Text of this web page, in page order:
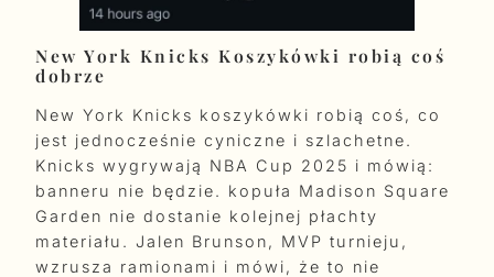
New York Knicks Koszykówki robią coś
dobrze
New York Knicks koszykówki robią coś, co
jest jednocześnie cyniczne i szlachetne.
Knicks wygrywają NBA Cup 2025 i mówią:
banneru nie będzie. kopuła Madison Square
Garden nie dostanie kolejnej płachty
materiału. Jalen Brunson, MVP turnieju,
wzrusza ramionami i mówi, że to nie